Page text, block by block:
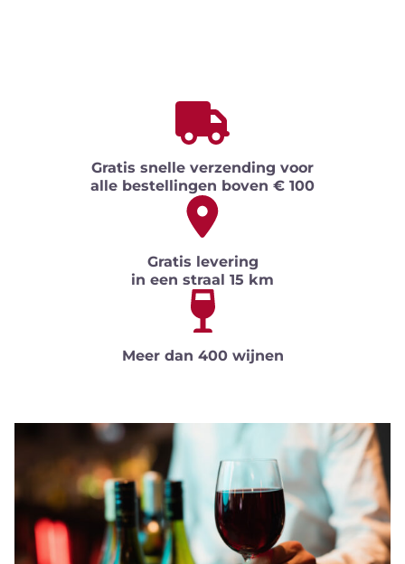
Gratis snelle verzending voor
alle bestellingen boven € 100
Gratis levering
in een straal 15 km
Meer dan 400 wijnen